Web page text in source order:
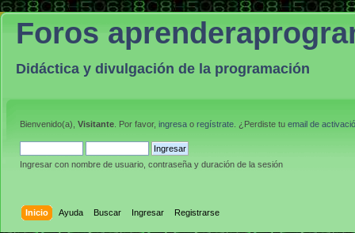
Foros
Didáctica y divulgación de la programación
Bienvenido(a), Visitante . Por favor, ingresa o regístrate . ¿Perdiste tu email de
Ingresar con nombre de usuario, contraseña y duración de la sesión
Inicio Ayuda Buscar Ingresar Registrarse